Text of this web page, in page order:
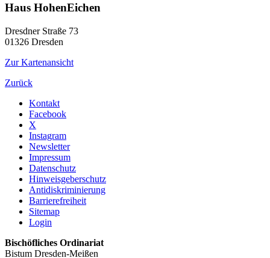
Haus HohenEichen
Dresdner Straße 73
01326 Dresden
Zur Kartenansicht
Zurück
Kontakt
Facebook
X
Instagram
Newsletter
Impressum
Datenschutz
Hinweisgeberschutz
Antidiskriminierung
Barrierefreiheit
Sitemap
Login
Bischöfliches Ordinariat
Bistum Dresden-Meißen